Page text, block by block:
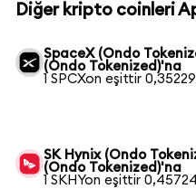
Diğer kripto coinleri
SpaceX (Ondo
(Ondo Tokenized)'na
1 SPCXon eşittir
SK Hynix (Ondo
(Ondo Tokenized)'na
1 SKHYon eşittir